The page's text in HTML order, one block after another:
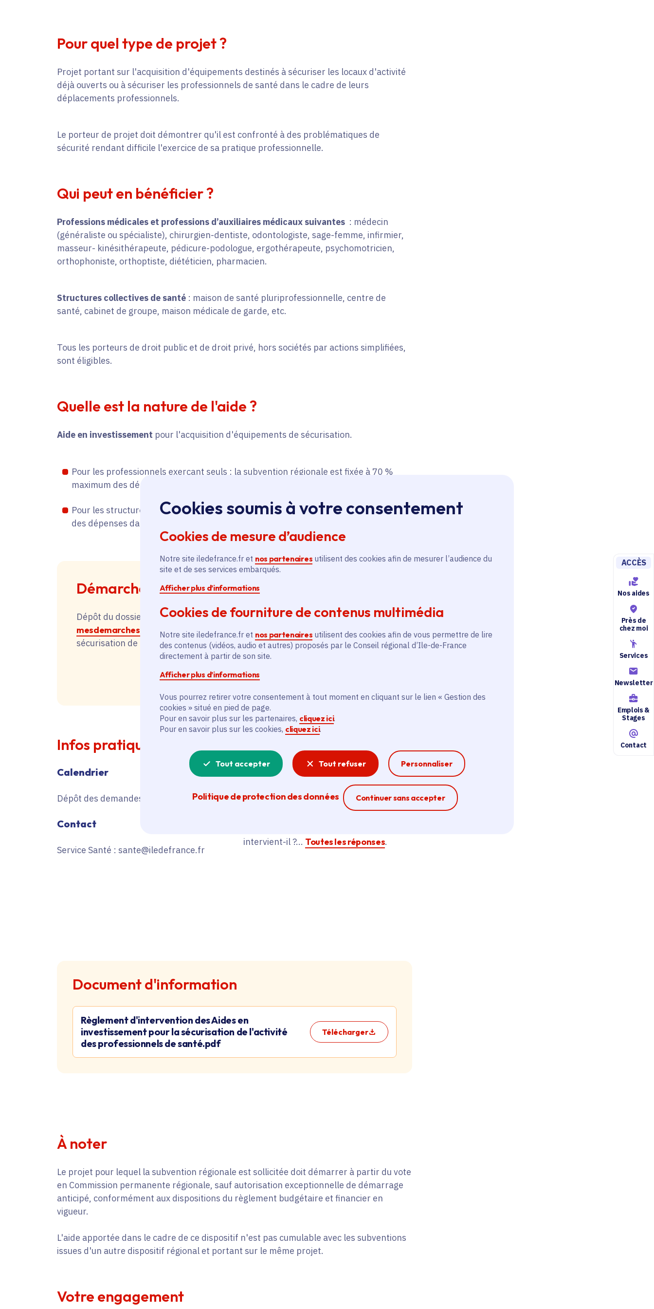
Cookies soumis à votre consentement
Cookies de mesure d’audience
Notre site iledefrance.fr et nos partenaires utilisent des cookies afin de mesurer l’audience du
site et de ses services embarqués.
Afficher plus d’informations
Cookies de fourniture de contenus multimédia
Notre site iledefrance.fr et nos partenaires utilisent des cookies afin de vous permettre de lire
des contenus (vidéos, audio et autres) proposés par le Conseil régional d’Ile-de-France
directement à partir de son site.
Afficher plus d’informations
Vous pourrez retirer votre consentement à tout moment en cliquant sur le lien « Gestion des
cookies » situé en pied de page.
Pour en savoir plus sur les partenaires, cliquez ici.
Pour en savoir plus sur les cookies, cliquez ici.
Tout accepter Tout refuser Personnaliser
Politique de protection des données Continuer sans accepter
Ferme la modale
ACCÈS
Nos aides
Près de
chez moi
Services
Newsletter
Emplois &
Stages
Contact
Pour quel type de projet ?
Projet portant sur l'acquisition d'équipements destinés à sécuriser les locaux d'activité
déjà ouverts ou à sécuriser les professionnels de santé dans le cadre de leurs
déplacements professionnels.
Le porteur de projet doit démontrer qu'il est confronté à des problématiques de
sécurité rendant difficile l'exercice de sa pratique professionnelle.
Qui peut en bénéficier ?
Professions médicales et professions d’auxiliaires médicaux suivantes : médecin
(généraliste ou spécialiste), chirurgien-dentiste, odontologiste, sage-femme, infirmier,
masseur- kinésithérapeute, pédicure-podologue, ergothérapeute, psychomotricien,
orthophoniste, orthoptiste, diététicien, pharmacien.
Structures collectives de santé : maison de santé pluriprofessionnelle, centre de
santé, cabinet de groupe, maison médicale de garde, etc.
Tous les porteurs de droit public et de droit privé, hors sociétés par actions simplifiées,
sont éligibles.
Quelle est la nature de l'aide ?
Aide en investissement pour l'acquisition d'équipements de sécurisation.
Pour les professionnels exerçant seuls : la subvention régionale est fixée à 70 %
maximum des dépenses dans la limite de 8 000 €.
Pour les structures collectives : la subvention régionale est fixée à 70 % maximum
des dépenses dans la limite de 15 000 €.
Démarches
Dépôt du dossier de candidature sur la plateforme des aides régionales
mesdemarches.iledefrance.fr en sélectionnant le téléservice "Aide à la
sécurisation de l'activité des professionnels de santé".
Infos pratiques
Calendrier
Dépôt des demandes ouvert
Contact
Service Santé : sante@iledefrance.fr
Région Île-de-France
Un litige à la suite d'une décision prise par
l’un des services de la Région Île-de-
intervient-il ?... Toutes les réponses.
Document d'information
Règlement d'intervention des Aides en
investissement pour la sécurisation de l'activité
des professionnels de santé.pdf
Télécharger
À noter
Le projet pour lequel la subvention régionale est sollicitée doit démarrer à partir du vote
en Commission permanente régionale, sauf autorisation exceptionnelle de démarrage
anticipé, conformément aux dispositions du règlement budgétaire et financier en
vigueur.
L'aide apportée dans le cadre de ce dispositif n'est pas cumulable avec les subventions
issues d'un autre dispositif régional et portant sur le même projet.
Votre engagement